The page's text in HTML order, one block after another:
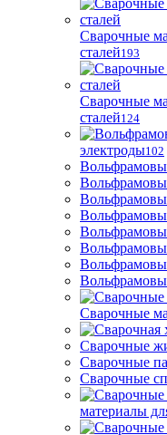
Сварочные
сталей193
Сварочные
сталей124
электроды102
Сварочные
Сварочные
Сварочные
Сварочные
материалы